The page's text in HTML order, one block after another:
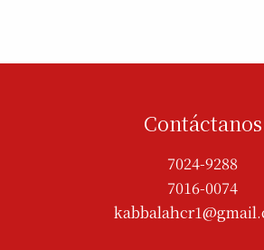
Contáctanos
7024-9288
7016-0074